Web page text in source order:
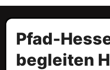
Pfad-
begleiten